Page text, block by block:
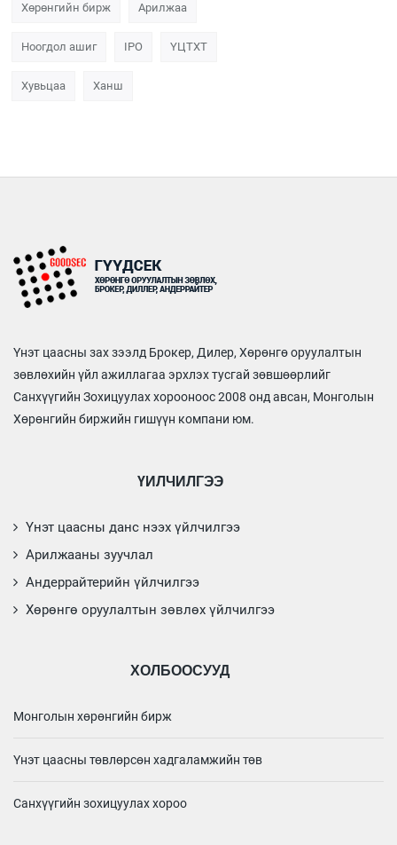
Хөрөнгийн бирж Арилжаа
Ноогдол ашиг IPO ҮЦТХТ
Хувьцаа Ханш
Үнэт цаасны зах зээлд Брокер, Дилер, Хөрөнгө оруулалтын
зөвлөхийн үйл ажиллагаа эрхлэх тусгай зөвшөөрлийг
Санхүүгийн Зохицуулах хорооноос 2008 онд авсан, Монголын
Хөрөнгийн биржийн гишүүн компани юм.
ҮЙЛЧИЛГЭЭ
Үнэт цаасны данс нээх үйлчилгээ
Арилжааны зуучлал
Андеррайтерийн үйлчилгээ
Хөрөнгө оруулалтын зөвлөх үйлчилгээ
ХОЛБООСУУД
Монголын хөрөнгийн бирж
Үнэт цаасны төвлөрсөн хадгаламжийн төв
Санхүүгийн зохицуулах хороо